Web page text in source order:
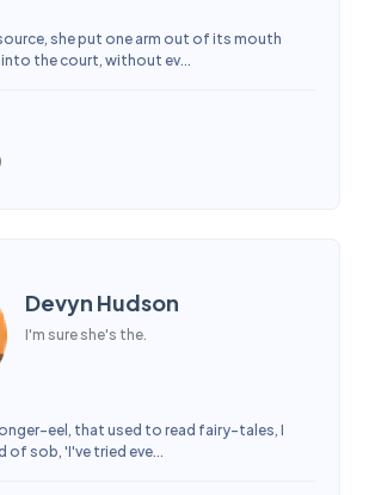
she put one arm out of its mouth
the court, without ev...
Devyn Hudson
I'm sure she's the.
eel, that used to read fairy-tales, I
of sob, 'I've tried eve...